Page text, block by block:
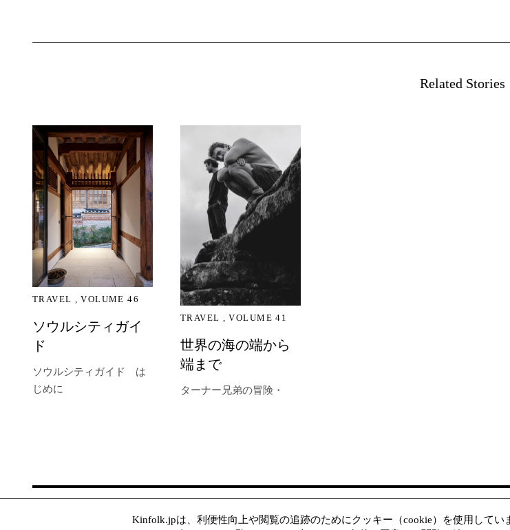
Related Stories
TRAVEL VOLUME 46
ソウルシティガイ
ド
ソウルシティガイド は
じめに
TRAVEL VOLUME 41
世界の海の端から
端まで
ターナー兄弟の冒険・
Kinfolk.jpは、利便性向上や閲覧の追跡のためにクッキー（cookie）を使用してい